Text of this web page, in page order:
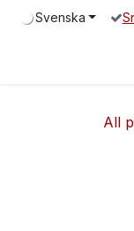
Hoppa till innehåll
Svenska
All